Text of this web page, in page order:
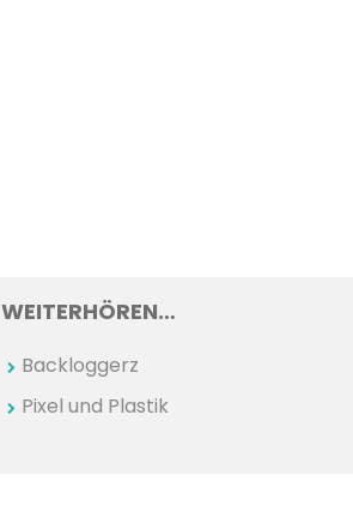
WEITERHÖREN…
Backloggerz
Pixel und Plastik